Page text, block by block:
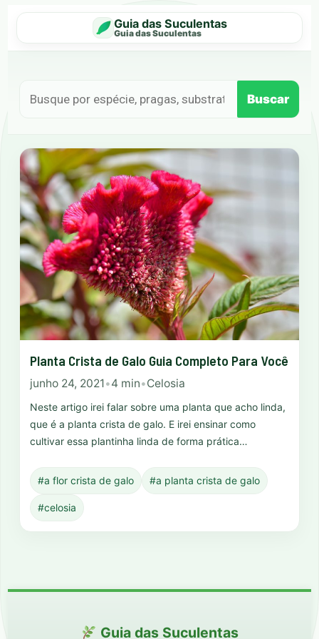
Guia das Suculentas
Guia das Suculentas
Buscar
Planta Crista de Galo Guia Completo Para Você
junho 24, 2021•4 min•Celosia
Neste artigo irei falar sobre uma planta que acho linda,
que é a planta crista de galo. E irei ensinar como
cultivar essa plantinha linda de forma prática…
#a flor crista de galo #a planta crista de galo
#celosia
Guia das Suculentas